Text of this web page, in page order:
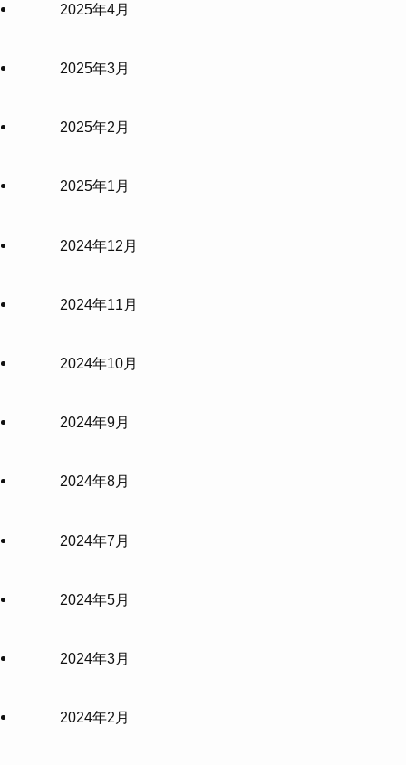
2025年4月
2025年3月
2025年2月
2025年1月
2024年12月
2024年11月
2024年10月
2024年9月
2024年8月
2024年7月
2024年5月
2024年3月
2024年2月